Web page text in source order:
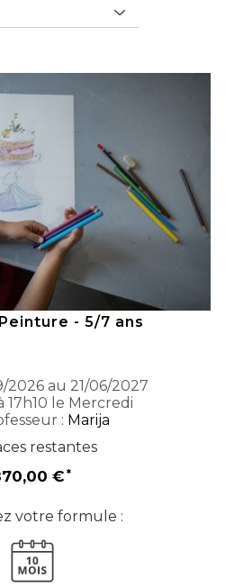
- 5/7 ans
2026 au 21/06/2027
17h10 le Mercredi
: Marija
restantes
€
votre formule :